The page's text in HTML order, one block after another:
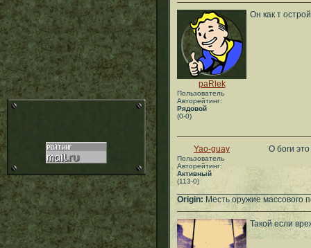
paRlek
Пользователь
Авторейтинг:
Рядовой
(0-0)
Он как т
Yao-guay
Пользователь
Авторейтинг:
Активный
(113-0)
О боги
Origin: Месть оружие массового
Такой если